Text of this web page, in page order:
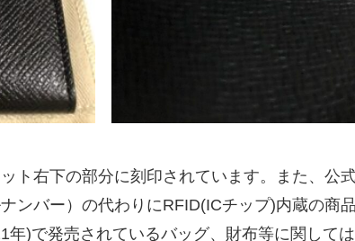
ト右下の部分に刻印されています。また、公
ンバー）の代わりにRFID(ICチップ)内蔵の商
年)で発売されているバッグ、財布等に関して